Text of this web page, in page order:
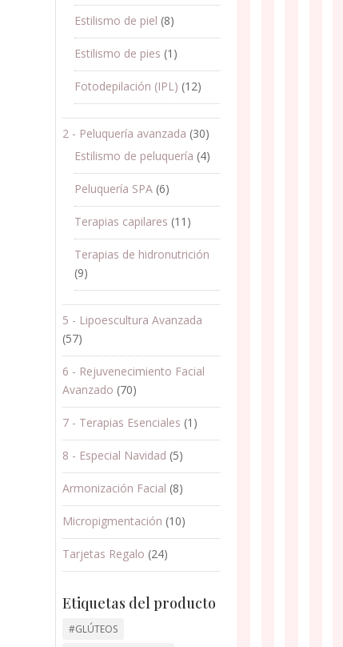
Estilismo de piel (8)
Estilismo de pies (1)
Fotodepilación (IPL) (12)
2 - Peluquería avanzada (30)
Estilismo de peluquería (4)
Peluquería SPA (6)
Terapias capilares (11)
Terapias de hidronutrición
(9)
5 - Lipoescultura Avanzada
(57)
6 - Rejuvenecimiento Facial
Avanzado (70)
7 - Terapias Esenciales (1)
8 - Especial Navidad (5)
Armonización Facial (8)
Micropigmentación (10)
Tarjetas Regalo (24)
Etiquetas del producto
#GLÚTEOS